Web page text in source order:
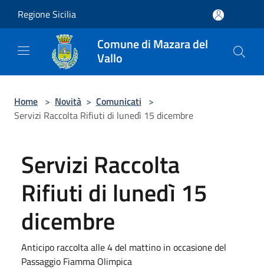
Regione Sicilia
Comune di Mazara del
Vallo
Home > Novità > Comunicati >
Servizi Raccolta Rifiuti di lunedì 15 dicembre
Servizi Raccolta
Rifiuti di lunedì 15
dicembre
Anticipo raccolta alle 4 del mattino in occasione del
Passaggio Fiamma Olimpica ​